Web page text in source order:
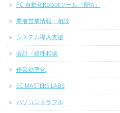
PC 自動化Robotツール「RPA」
業者営業情報・相談
システム導入支援
会計・経理相談
作業効率化
EC MASTERS LABS
パソコントラブル